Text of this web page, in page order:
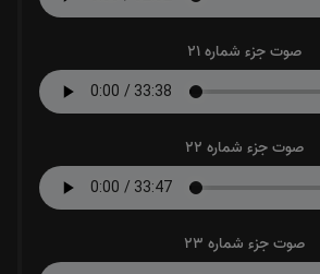
صوت جزء شماره 21
صوت جزء شماره 22
صوت جزء شماره 23